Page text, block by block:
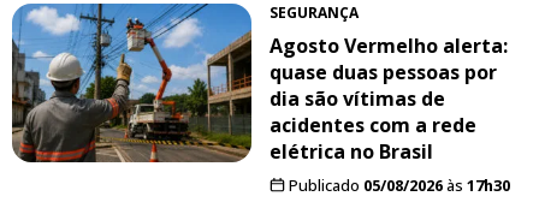
SEGURANÇA
Agosto Vermelho alerta:
quase duas pessoas por
dia são vítimas de
acidentes com a rede
elétrica no Brasil
Publicado 05/08/2026às 17h30